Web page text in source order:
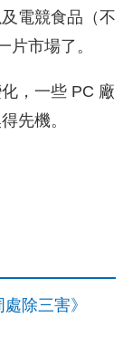
電競食品（不
片市場了。
，一些 PC 廠
先機。
除三害》